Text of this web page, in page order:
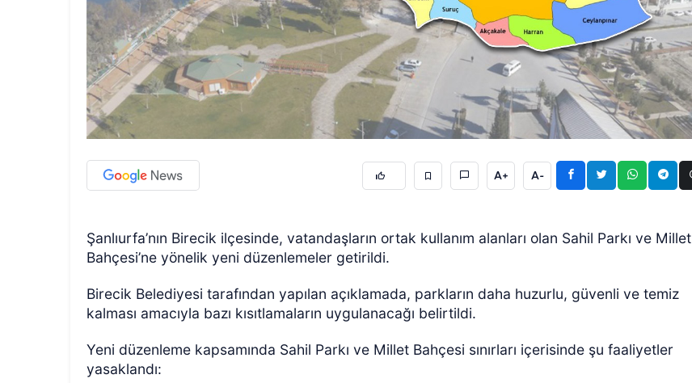
A+ A-
Şanlıurfa’nın Birecik ilçesinde, vatandaşların ortak kullanım alanları olan Sahil Parkı ve Millet
Bahçesi’ne yönelik yeni düzenlemeler getirildi.
Birecik Belediyesi tarafından yapılan açıklamada, parkların daha huzurlu, güvenli ve temiz
kalması amacıyla bazı kısıtlamaların uygulanacağı belirtildi.
Yeni düzenleme kapsamında Sahil Parkı ve Millet Bahçesi sınırları içerisinde şu faaliyetler
yasaklandı: